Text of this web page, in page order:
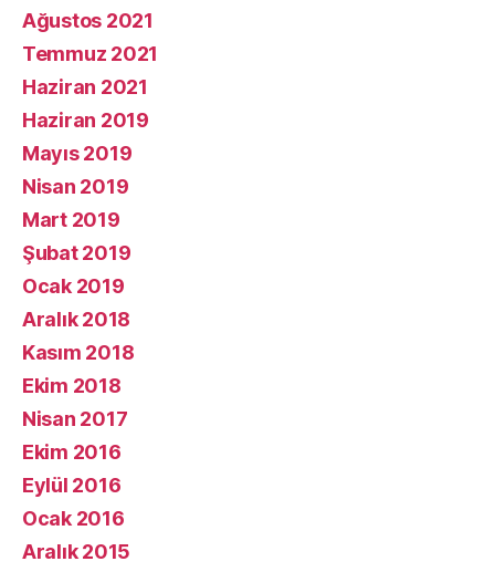
Ağustos 2021
Temmuz 2021
Haziran 2021
Haziran 2019
Mayıs 2019
Nisan 2019
Mart 2019
Şubat 2019
Ocak 2019
Aralık 2018
Kasım 2018
Ekim 2018
Nisan 2017
Ekim 2016
Eylül 2016
Ocak 2016
Aralık 2015